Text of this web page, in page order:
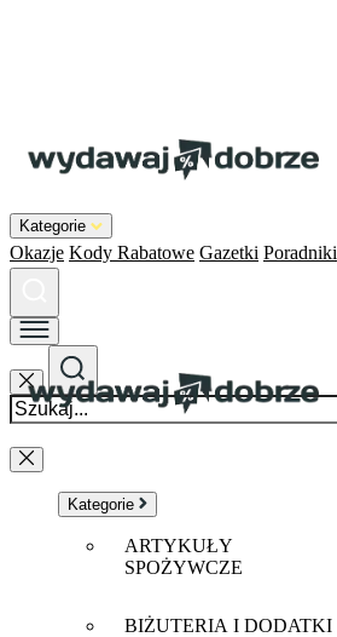
Kategorie
Okazje Kody Rabatowe Gazetki Poradniki
Kategorie
ARTYKUŁY
SPOŻYWCZE
BIŻUTERIA I DODATKI